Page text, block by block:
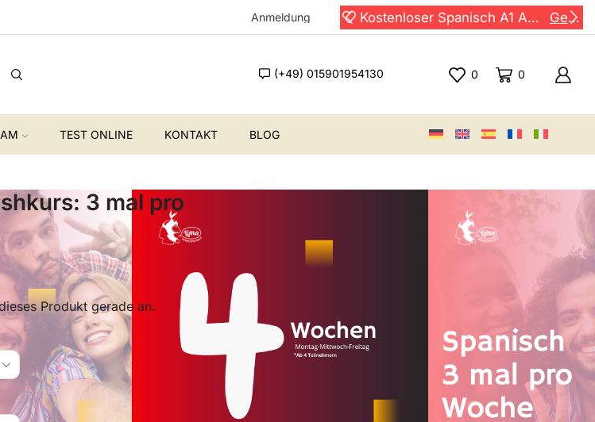
Anmeldung
Kostenloser Spanisch A1 Auffrischungskurs ! Kostenloser Spanisch A1 Auffrischungskurs ! Gewinn
(+49) 015901954130 0 0
TEST ONLINE KONTAKT BLOG
3 mal pro
Produkt gerade an.